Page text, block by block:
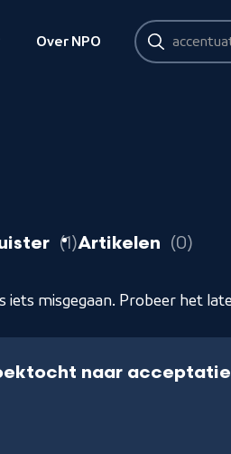
Over NPO
Zoeken
Zoeken
1 resultaten
Artikelen 0
iets misgegaan. Probeer het
naar